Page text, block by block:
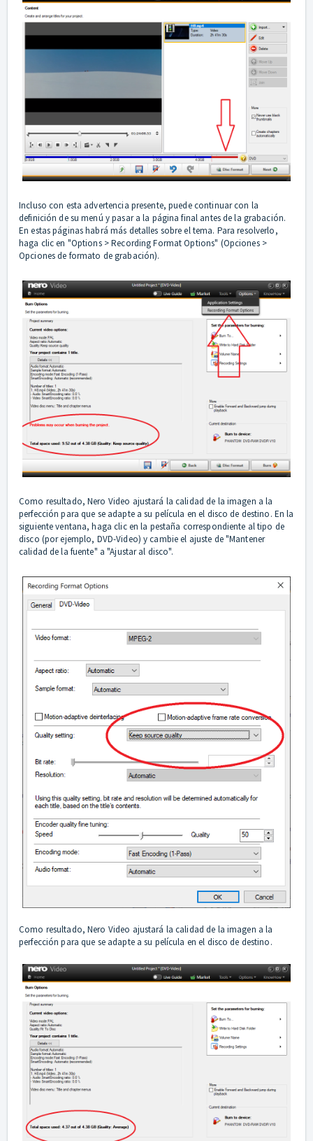
Incluso con esta advertencia presente, puede continuar con la
definición de su menú y pasar a la página final antes de la grabación.
En estas páginas habrá más detalles sobre el tema. Para resolverlo,
haga clic en "Options > Recording Format Options" (Opciones >
Opciones de formato de grabación).
Como resultado, Nero Video ajustará la calidad de la imagen a la
perfección para que se adapte a su película en el disco de destino. En la
siguiente ventana, haga clic en la pestaña correspondiente al tipo de
disco (por ejemplo, DVD-Video) y cambie el ajuste de "Mantener
calidad de la fuente" a "Ajustar al disco".
Como resultado, Nero Video ajustará la calidad de la imagen a la
perfección para que se adapte a su película en el disco de destino.